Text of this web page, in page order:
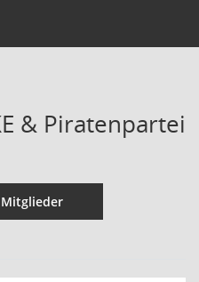
& Piratenpartei
Mitglieder